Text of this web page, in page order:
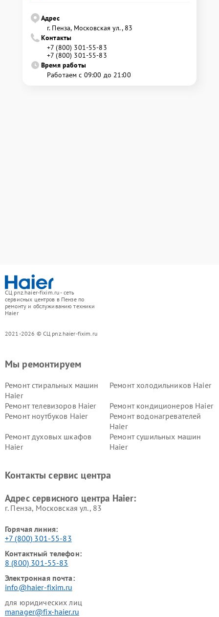
Адрес
г. Пенза, Московская ул., 83
Контакты
+7 (800) 301-55-83
+7 (800) 301-55-83
Время работы
Работаем с 09:00 до 21:00
СЦ pnz.haier-fixim.ru - сеть
сервисных центров в Пензе по
ремонту и обслуживанию техники
Haier
2021-2026 © СЦ pnz.haier-fixim.ru
Мы ремонтируем
Ремонт стиральных машин
Haier
Ремонт холодильников Haier
Ремонт телевизоров Haier
Ремонт кондиционеров Haier
Ремонт ноутбуков Haier
Ремонт водонагревателей
Haier
Ремонт духовых шкафов
Haier
Ремонт сушильных машин
Haier
Ремонт роботов-пылесосов
Ремонт посудомоечных
Контакты сервис центра
Адрес сервисного центра Haier:
г. Пенза, Московская ул., 83
Горячая линия:
+7 (800) 301-55-83
Контактный телефон:
8 (800) 301-55-83
Электронная почта:
info@haier-fixim.ru
для юридических лиц
manager@fix-haier.ru